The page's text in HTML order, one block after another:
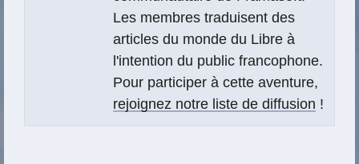
Les membres traduisent des
articles du monde du Libre à
l'intention du public francophone.
Pour participer à cette aventure,
rejoignez notre liste de diffusion !